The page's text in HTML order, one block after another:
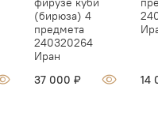
(бирюза) 4
предмета
240320264
Иран
37 000 ₽
14